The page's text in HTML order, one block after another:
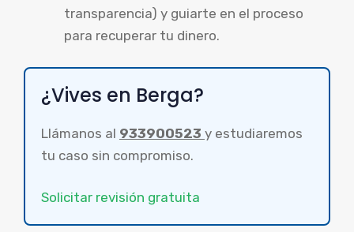
transparencia) y guiarte en el proceso
para recuperar tu dinero.
¿Vives en Berga?
Llámanos al 933900523 y estudiaremos
tu caso sin compromiso.
Solicitar revisión gratuita